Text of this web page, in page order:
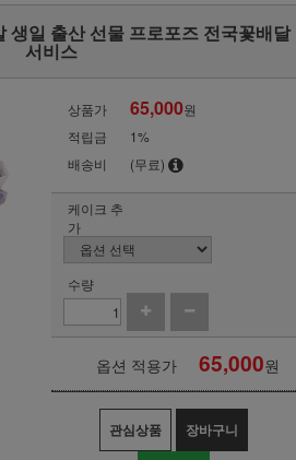
생일 출산 선물 프로포즈 전국꽃배달
서비스
상품가 65,000원
적립금
1%
배송비
(무료)
케이크 추
가
수량
옵션 적용가 65,000원
관심상품 장바구니